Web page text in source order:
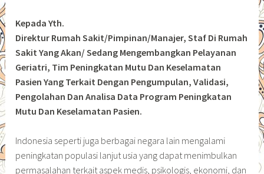
Kepada Yth.
Direktur Rumah Sakit/Pimpinan/Manajer, Staf Di Rumah
Sakit Yang Akan/ Sedang Mengembangkan Pelayanan
Geriatri, Tim Peningkatan Mutu Dan Keselamatan
Pasien Yang Terkait Dengan Pengumpulan, Validasi,
Pengolahan Dan Analisa Data Program Peningkatan
Mutu Dan Keselamatan Pasien.
Indonesia seperti juga berbagai negara lain mengalami
peningkatan populasi lanjut usia yang dapat menimbulkan
permasalahan terkait aspek medis, psikologis, ekonomi, dan